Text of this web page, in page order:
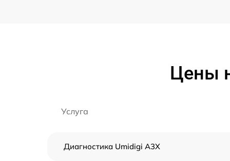
Цены
Услуга
Диагностика Umidigi A3X